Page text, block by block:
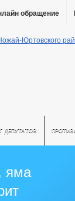
обращение
ДЕПУТАТОВ
яма